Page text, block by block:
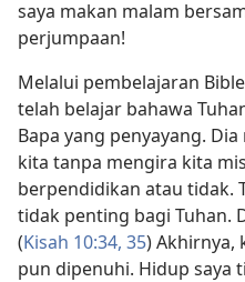
saya makan malam
perjumpaan!
Melalui pembelajaran
telah belajar bahawa
Bapa yang penyayang.
kita tanpa mengira kita
berpendidikan atau tidak.
tidak penting bagi Tuhan.
(Kisah 10:34, 35) Akhirnya,
pun dipenuhi. Hidup saya